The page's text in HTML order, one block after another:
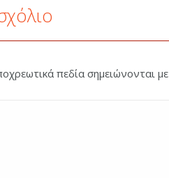
πεδία σημειώνονται με